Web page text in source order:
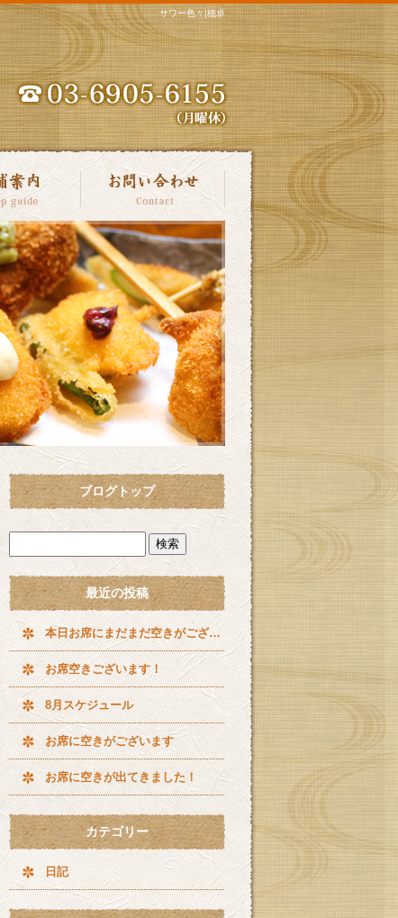
サワー色々|穂卓
ブログトップ
最近の投稿
本日お席にまだまだ空きがございます^ ^
お席空きございます！
8月スケジュール
お席に空きがございます
お席に空きが出てきました！
カテゴリー
日記